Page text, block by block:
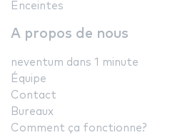
Enceintes
A propos de nous
neventum dans 1 minute
Équipe
Contact
Bureaux
Comment ça fonctionne?